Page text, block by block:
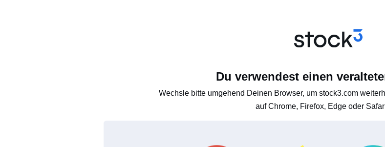
Du verwendest einen
Wechsle bitte umgehend Deinen Browser, um stock3.com
auf Chrome, Firefox, Edge oder